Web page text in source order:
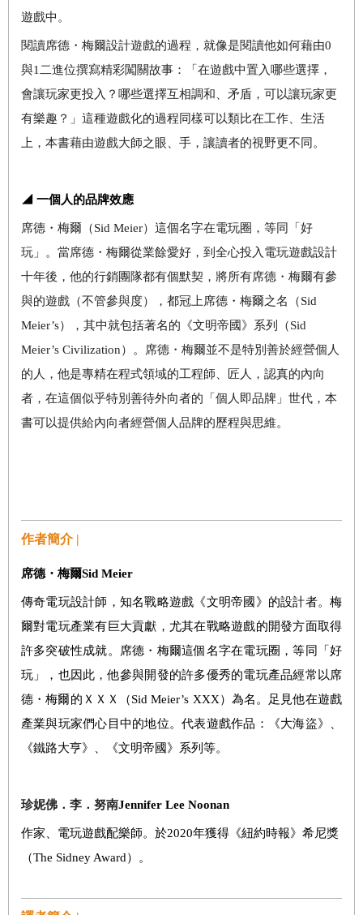
遊戲中。
閱讀席德・梅爾設計遊戲的過程，就像是閱讀他如何藉由0
與1 二進位撰寫精彩闖關故事：「在遊戲中置入哪些選擇，
會讓玩家更投入？哪些選擇互相調和、矛盾，可以讓玩家更
有樂趣？」這種遊戲化的過程同樣可以類比在工作、生活
上，本書藉由遊戲大師之眼、手，讓讀者的視野更不同。
◢ 一個人的品牌效應
席德・梅爾（Sid Meier）這個名字在電玩圈，等同「好
玩」。當席德・梅爾從業餘愛好，到全心投入電玩遊戲設計
十年後，他的行銷團隊都有個默契，將所有席德・梅爾有參
與的遊戲（不管參與度），都冠上席德・梅爾之名（Sid
Meier’s），其中就包括著名的《文明帝國》系列（Sid
Meier’s Civilization）。席德・梅爾並不是特別善於經營個人
的人，他是專精在程式領域的工程師、匠人，認真的內向
者，在這個似乎特別善待外向者的「個人即品牌」世代，本
書可以提供給內向者經營個人品牌的歷程與思維。
作者簡介 |
席德・梅爾Sid Meier
傳奇電玩設計師，知名戰略遊戲《文明帝國》的設計者。梅
爾對電玩產業有巨大貢獻，尤其在戰略遊戲的開發方面取得
許多突破性成就。席德・梅爾這個名字在電玩圈，等同「好
玩」，也因此，他參與開發的許多優秀的電玩產品經常以席
德・梅爾的ＸＸＸ（Sid Meier’s XXX）為名。足見他在遊戲
產業與玩家們心目中的地位。代表遊戲作品：《大海盜》、
《鐵路大亨》、《文明帝國》系列等。
珍妮佛．李．努南Jennifer Lee Noonan
作家、電玩遊戲配樂師。於2020年獲得《紐約時報》希尼獎
（The Sidney Award）。